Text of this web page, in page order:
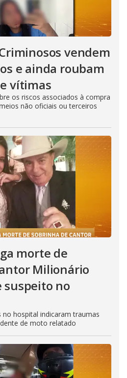
vendem
e ainda roubam
vítimas
os riscos associados à compra
não oficiais ou terceiros
morte de
Milionário
suspeito no
hospital indicaram traumas
de moto relatado